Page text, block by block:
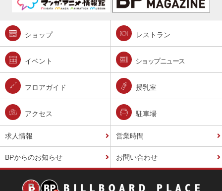
ショップ レストラン
イベント ショップニュース
フロアガイド 授乳室
アクセス 駐車場
求人情報 営業時間
BPからのお知らせ お問い合わせ